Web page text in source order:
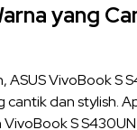
yang
ASUS VivoBook S
cantik dan stylish.
VivoBook S